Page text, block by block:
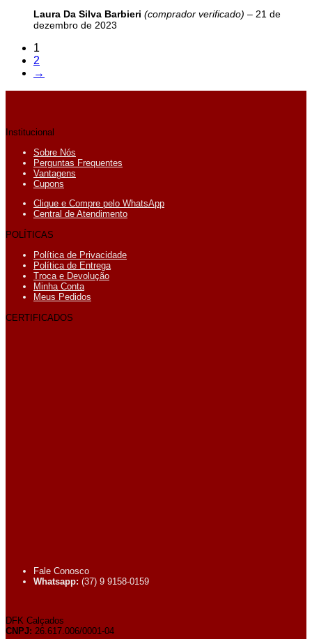
Laura Da Silva Barbieri (comprador verificado) – 21 de
dezembro de 2023
1
2
→
Institucional
Sobre Nós
Perguntas Frequentes
Vantagens
Cupons
Clique e Compre pelo WhatsApp
Central de Atendimento
POLÍTICAS
Política de Privacidade
Política de Entrega
Troca e Devolução
Minha Conta
Meus Pedidos
CERTIFICADOS
Fale Conosco
Whatsapp: (37) 9 9158-0159
DFK Calçados
CNPJ: 26.617.006/0001-04